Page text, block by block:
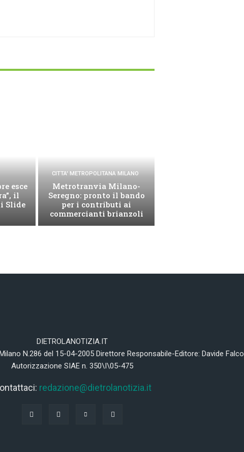
esce
il
Slide
CITTA' METROPOLITANA MILANO
Metrotranvia Milano-
Seregno: pronto il bando
per i contributi ai
commercianti brianzoli
DIETROLANOTIZIA.IT
N.286 del 15-04-2005 Direttore Responsabile-Editore: Davide Falco
Autorizzazione SIAE n. 350\I\05-475
redazione@dietrolanotizia.it